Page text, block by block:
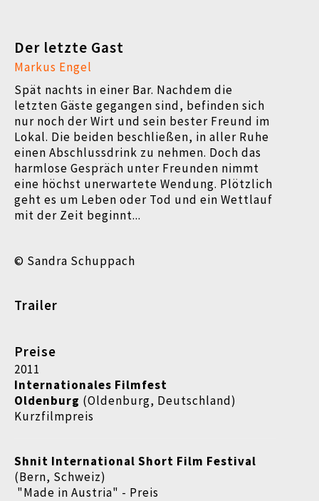
Der letzte Gast
Markus Engel
Spät nachts in einer Bar. Nachdem die
letzten Gäste gegangen sind, befinden sich
nur noch der Wirt und sein bester Freund im
Lokal. Die beiden beschließen, in aller Ruhe
einen Abschlussdrink zu nehmen. Doch das
harmlose Gespräch unter Freunden nimmt
eine höchst unerwartete Wendung. Plötzlich
geht es um Leben oder Tod und ein Wettlauf
mit der Zeit beginnt...
© Sandra Schuppach
Trailer
Preise
2011
Internationales Filmfest
Oldenburg (Oldenburg, Deutschland)
Kurzfilmpreis
Shnit International Short Film Festival
(Bern, Schweiz)
"Made in Austria" - Preis